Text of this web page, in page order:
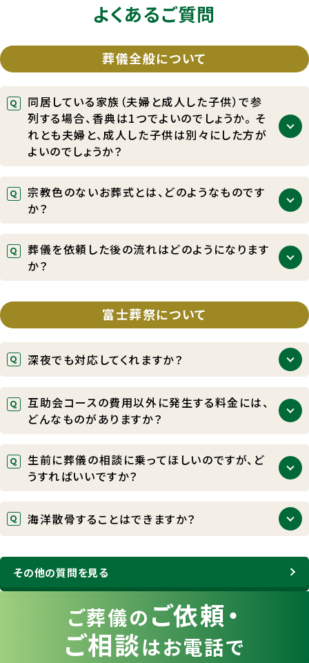
よくあるご質問
葬儀全般について
同居している家族（夫婦と成人した子供）で参
列する場合、香典は1つでよいのでしょうか。 そ
れとも夫婦と、成人した子供は別々にした方が
よいのでしょうか？
かと思います。
宗教色のないお葬式とは、どのようなものです
か？
葬儀のことです。例えば、故人さまがお好きだった音
楽を流したり、故人さまに向けて手紙を読み上げる
士葬祭でも承っておりますので、まずはお問い合わせ
葬儀を依頼した後の流れはどのようになります
か？
迎え～ご遺体のご安置～ご葬儀のお打合せ～日程決
定～ご葬儀」となります。私達にご依頼後は、経験豊
富なスタッフが丁寧に流れを説明し、しっかりと誘導
させていただきますのでどうぞご安心ください。
富士葬祭について
深夜でも対応してくれますか？
フがいつでも対応いたしております。他のお客さまか
らも昼夜に関わらずお電話をいただいております。ご
相談だけでも承っておりますので、どうかご遠慮なさ
らずお電話ください。
互助会コースの費用以外に発生する料金には、
どんなものがありますか？
礼品、寺院（司式者）への謝礼、火葬料金等が必要と
なってまいります。なお、互助会会員さまは、富士葬祭
の直営葬祭場が半額でご利用いただけるようになっ
ております。
生前に葬儀の相談に乗ってほしいのですが、ど
うすればいいですか？
富士葬祭では、無料でご葬儀の事前相談や生前お見
積もりを承っております。お電話でのご相談はもちろ
ん行っておりますが、基本、対面式でのご相談を承っ
ております。ご自宅や病院などご希望の場所を指定し
ていただければ、スタッフが直接お伺いして説明させ
ていただきますので、お気軽にお問い合わせくださ
（ご希望の際は事前にフリーダイヤルにご連絡いただ
き、ご希望日時や場所をお伝えください）
海洋散骨することはできますか？
ます。海洋葬に関するパンフレットもご用意しておりま
その他の質問を見る
ご葬儀の ご依頼・
ご相談はお電話で